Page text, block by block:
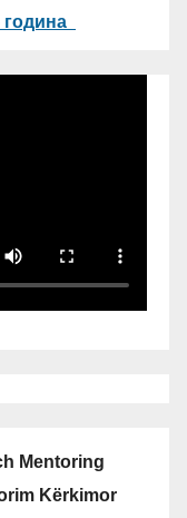
година
Mentoring
Kërkimor